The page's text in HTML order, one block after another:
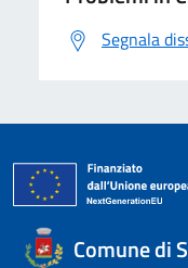
Segnala
Comune di